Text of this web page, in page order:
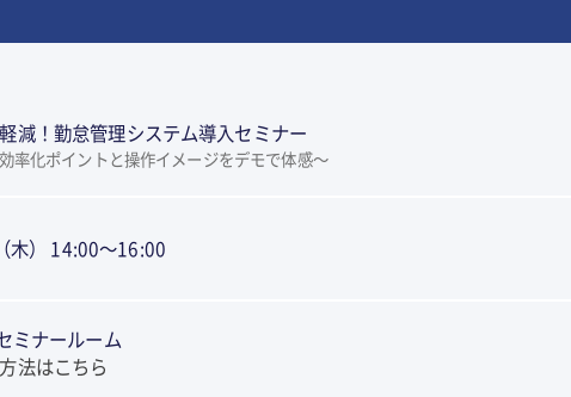
減！勤怠管理システム導入セミナー
率化ポイントと操作イメージをデモで体感～
木） 14:00～16:00
ミナールーム
法はこちら